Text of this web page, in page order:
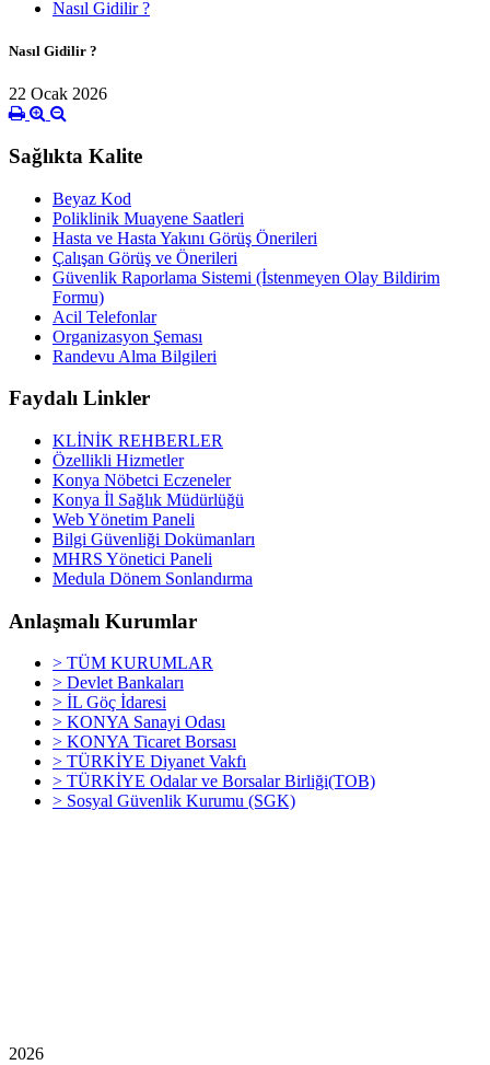
Nasıl Gidilir ?
Nasıl Gidilir ?
22 Ocak 2026
Sağlıkta Kalite
Beyaz Kod
Poliklinik Muayene Saatleri
Hasta ve Hasta Yakını Görüş Önerileri
Çalışan Görüş ve Önerileri
Güvenlik Raporlama Sistemi (İstenmeyen Olay Bildirim
Formu)
Acil Telefonlar
Organizasyon Şeması
Randevu Alma Bilgileri
Faydalı Linkler
KLİNİK REHBERLER
Özellikli Hizmetler
Konya Nöbetci Eczeneler
Konya İl Sağlık Müdürlüğü
Web Yönetim Paneli
Bilgi Güvenliği Dokümanları
MHRS Yönetici Paneli
Medula Dönem Sonlandırma
Anlaşmalı Kurumlar
> TÜM KURUMLAR
> Devlet Bankaları
> İL Göç İdaresi
> KONYA Sanayi Odası
> KONYA Ticaret Borsası
> TÜRKİYE Diyanet Vakfı
> TÜRKİYE Odalar ve Borsalar Birliği(TOB)
> Sosyal Güvenlik Kurumu (SGK)
2026